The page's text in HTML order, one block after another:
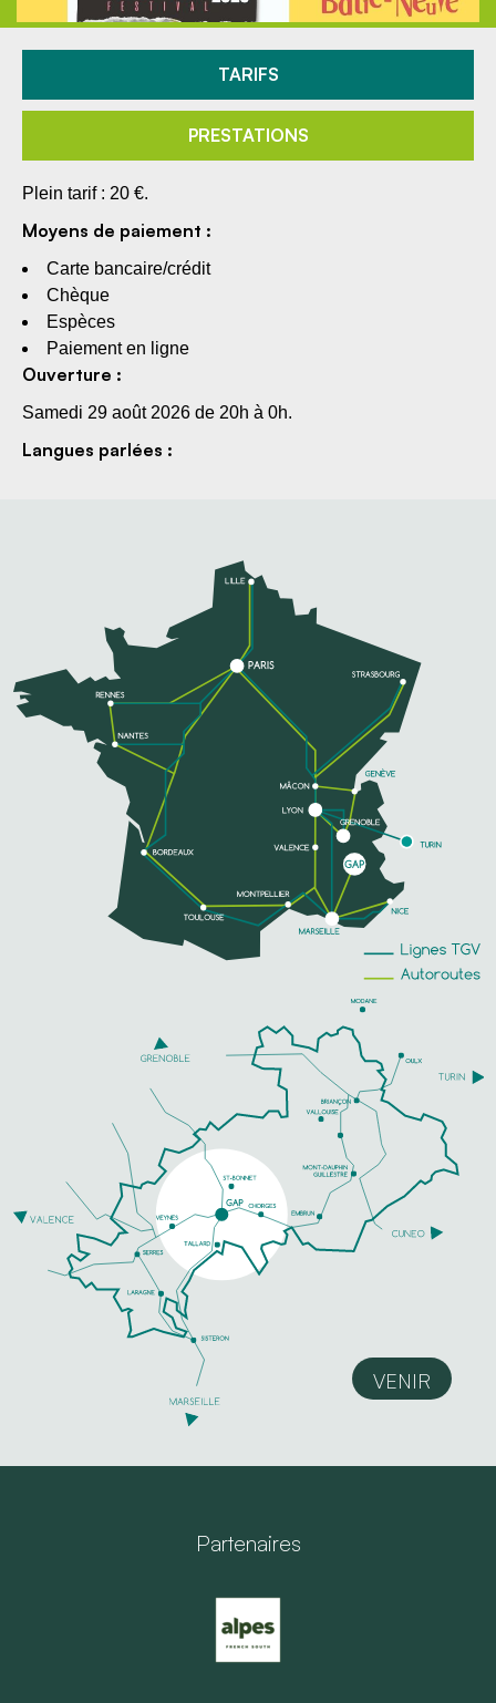
TARIFS
PRESTATIONS
Plein tarif : 20 €.
Moyens de paiement :
Carte bancaire/crédit
Chèque
Espèces
Paiement en ligne
Ouverture :
Samedi 29 août 2026 de 20h à 0h.
Langues parlées :
VENIR
Partenaires